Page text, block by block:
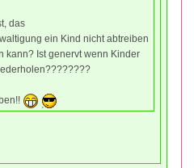
das
ein Kind nicht abtreiben
kann? Ist genervt wenn Kinder